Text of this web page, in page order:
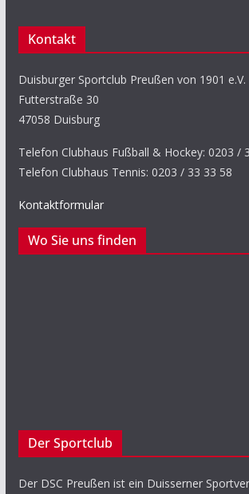
Kontakt
Duisburger Sportclub Preußen von 1901 e.V.
Futterstraße 30
47058 Duisburg
Telefon Clubhaus Fußball & Hockey: 0203 /
Telefon Clubhaus Tennis: 0203 / 33 33 58
Kontaktformular
Wo Sie uns finden
Der Sportclub
Der DSC Preußen ist ein Duisserner